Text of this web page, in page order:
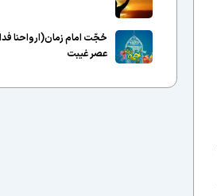
حُجّت امام زمان(ارواحنا
عصر غیبت